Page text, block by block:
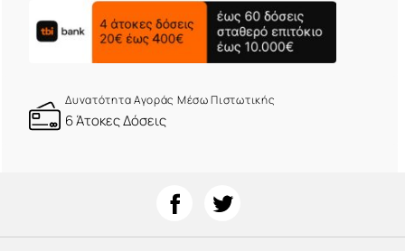
Δυνατότητα Αγοράς Μέσω Πιστωτικής
6 Άτοκες Δόσεις